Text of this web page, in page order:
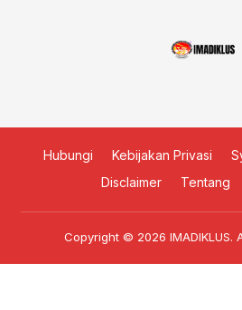
Hubungi Kebijakan Privasi
Disclaimer
Tentang
Copyright © 2026 IMADIKLUS.